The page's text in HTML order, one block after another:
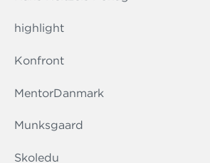
highlight
Konfront
MentorDanmark
Munksgaard
Skoledu